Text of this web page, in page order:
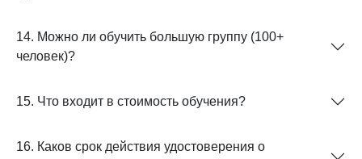
14. Можно ли обучить большую группу (100+
человек)?
15. Что входит в стоимость обучения?
16. Каков срок действия удостоверения о